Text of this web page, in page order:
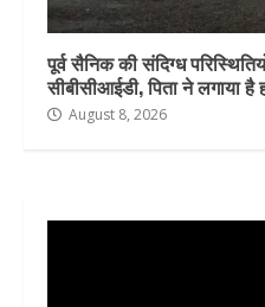
पूर्व सैनिक की संदिग्ध
सीबीसीआईडी, पिता ने लगाया है
August 8, 2026